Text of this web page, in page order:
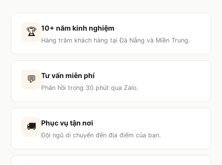
🏆 10+ năm kinh nghiệm
Hàng trăm khách hàng tại Đà Nẵng và Miền Trung.
💬 Tư vấn miễn phí
Phản hồi trong 30 phút qua Zalo.
🚚 Phục vụ tận nơi
Đội ngũ di chuyển đến địa điểm của bạn.